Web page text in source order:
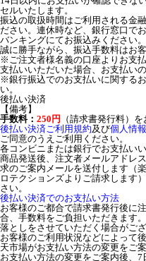
セルいたします。
振込の取扱時間はご利用される金
ださい。連休時など、銀行窓口で
バンキングにてお振込みください。
誠に勝手ながら、振込手数料はお
※ご注文者様名義の口座よりお支
支払いいただいた場合、お支払い
※銀行振込でのお支払いに関する
い。
後払い決済
【備考】
手数料： 250円
（請求書発行料）
後払い決済ご利用規約及び個人情
ご同意のうえご利用ください。
各コンビニまたは銀行でお支払いい
商品発送後、注文者メールアドレ
求のご案内メールを送付します（
ロテクションズよりご請求します
さい。
後払い決済でのお支払い方法
お客様のご都合で請求書発行後に
合、手数料をご負担いただきます
落としをさせていただく場合がござ
お客様のご利用状況などによって
天市場がお支払い方法の変更をご
お支払い方法の変更をご案内後、